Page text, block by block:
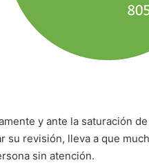
y ante la saturación
su revisión, lleva a que
sin atención.